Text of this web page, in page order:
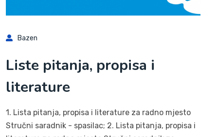
Bazen
Liste pitanja, propisa i
literature
1. Lista pitanja, propisa i literature za radno mjesto
Stručni saradnik - spasilac; 2. Lista pitanja, propisa i